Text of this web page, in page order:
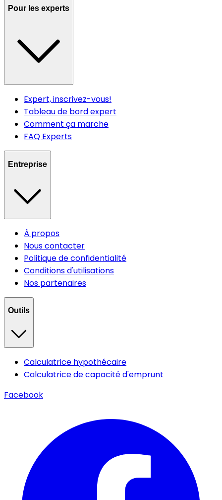
Pour les experts
Expert, inscrivez-vous!
Tableau de bord expert
Comment ça marche
FAQ Experts
Entreprise
À propos
Nous contacter
Politique de confidentialité
Conditions d'utilisations
Nos partenaires
Outils
Calculatrice hypothécaire
Calculatrice de capacité d'emprunt
Facebook